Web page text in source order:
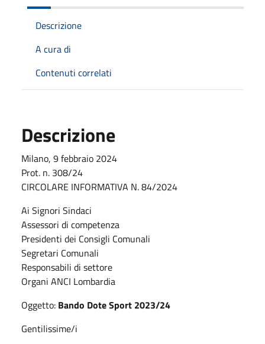
Descrizione
A cura di
Contenuti correlati
Descrizione
Milano, 9 febbraio 2024
Prot. n. 308/24
CIRCOLARE INFORMATIVA N. 84/2024
Ai Signori Sindaci
Assessori di competenza
Presidenti dei Consigli Comunali
Segretari Comunali
Responsabili di settore
Organi ANCI Lombardia
Oggetto: Bando Dote Sport 2023/24
Gentilissime/i